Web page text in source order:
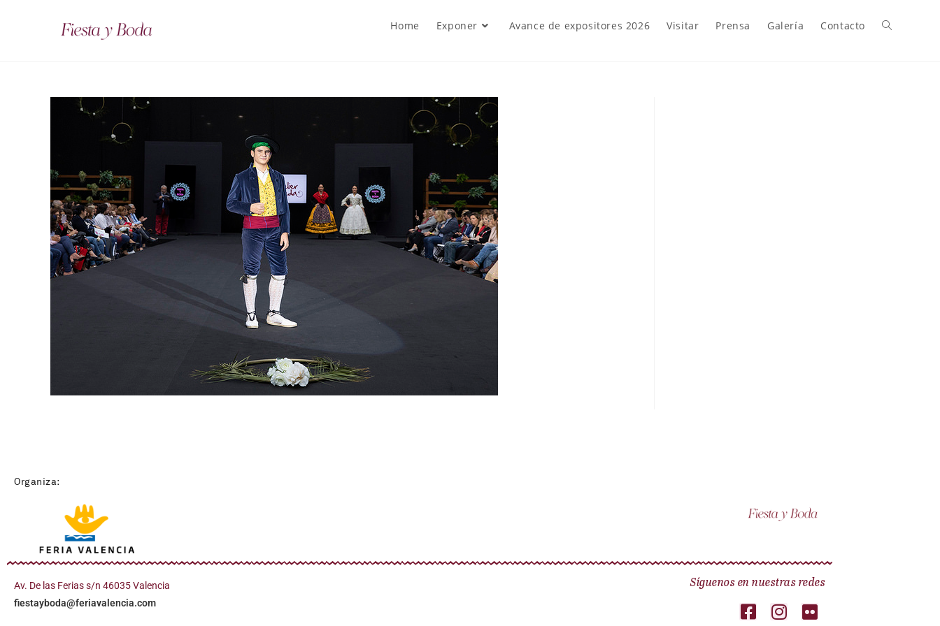
Home Exponer Avance de expositores 2026 Visitar Prensa Galería Contacto
Organiza:
Av. De las Ferias s/n 46035 Valencia
fiestayboda@feriavalencia.com
Síguenos en nuestras redes